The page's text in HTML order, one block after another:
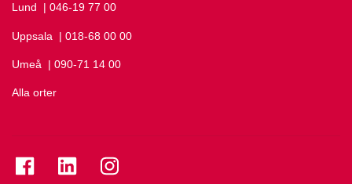
Lund Ring Lund på
| 046-19 77 00
Uppsala Ring Uppsala på
| 018-68 00 00
Umeå Ring Umeå på
| 090-71 14 00
Alla orter
Se folkuniversitetet på Facebook
Se folkuniversitetet på LinkedIn